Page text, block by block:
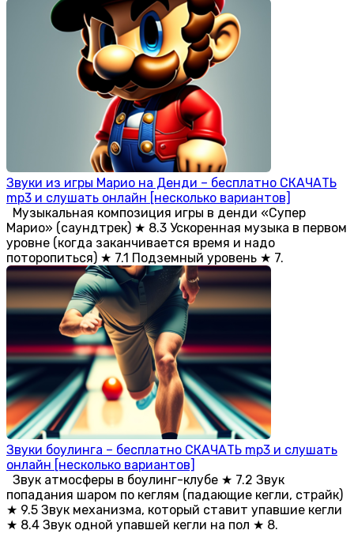
Звуки из игры Марио на Денди – бесплатно СКАЧАТЬ
mp3 и слушать онлайн [несколько вариантов]
Музыкальная композиция игры в денди «Супер
Марио» (саундтрек) ★ 8.3 Ускоренная музыка в первом
уровне (когда заканчивается время и надо
поторопиться) ★ 7.1 Подземный уровень ★ 7.
Звуки боулинга – бесплатно СКАЧАТЬ mp3 и слушать
онлайн [несколько вариантов]
Звук атмосферы в боулинг-клубе ★ 7.2 Звук
попадания шаром по кеглям (падающие кегли, страйк)
★ 9.5 Звук механизма, который ставит упавшие кегли
★ 8.4 Звук одной упавшей кегли на пол ★ 8.